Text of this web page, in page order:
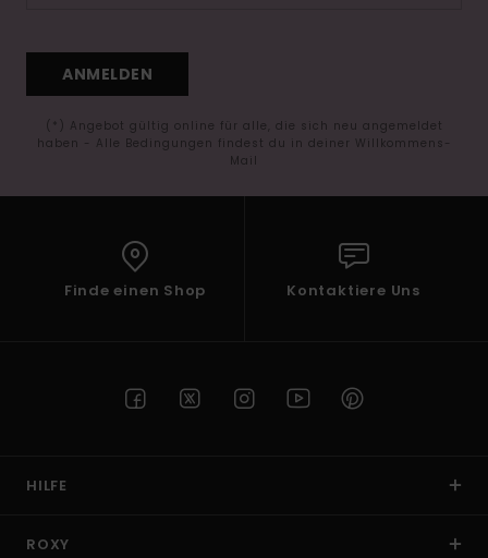
ANMELDEN
(*) Angebot gültig online für alle, die sich neu angemeldet
haben - Alle Bedingungen findest du in deiner Willkommens-
Mail
Finde einen Shop Kontaktiere Uns
HILFE
ROXY